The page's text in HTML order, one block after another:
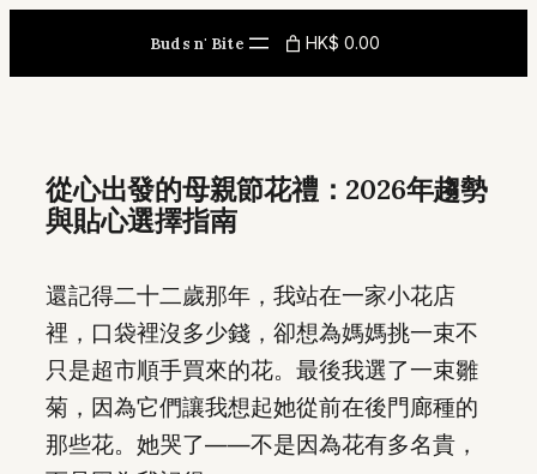
content
Buds n' Bite HK$ 0.00
從心出發的母親節花禮：2026年趨勢
與貼心選擇指南
還記得二十二歲那年，我站在一家小花店
裡，口袋裡沒多少錢，卻想為媽媽挑一束不
只是超市順手買來的花。最後我選了一束雛
菊，因為它們讓我想起她從前在後門廊種的
那些花。她哭了——不是因為花有多名貴，